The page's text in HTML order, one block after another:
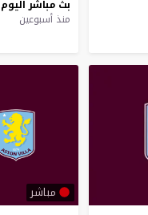
بث مباشر اليوم
منذ أسبوعين
مباشر